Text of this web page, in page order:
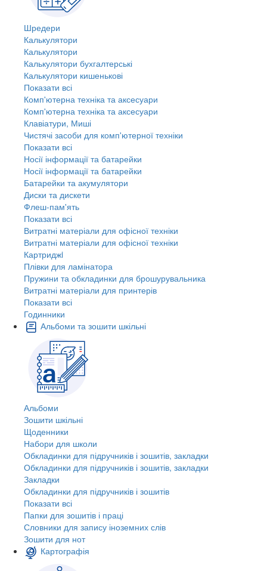
Шредери
Калькулятори
Калькулятори
Калькулятори бухгалтерські
Калькулятори кишенькові
Показати всі
Комп'ютерна техніка та аксесуари
Комп'ютерна техніка та аксесуари
Клавіатури, Миші
Чистячі засоби для комп'ютерної техніки
Показати всі
Носії інформації та батарейки
Носії інформації та батарейки
Батарейки та акумулятори
Диски та дискети
Флеш-пам'ять
Показати всі
Витратні матеріали для офісної техніки
Витратні матеріали для офісної техніки
Картриджi
Плівки для ламінатора
Пружини та обкладинки для брошурувальника
Витратні матеріали для принтерів
Показати всі
Годинники
Альбоми та зошити шкільні
Альбоми
Зошити шкільні
Щоденники
Набори для школи
Обкладинки для підручників і зошитів, закладки
Обкладинки для підручників і зошитів, закладки
Закладки
Обкладинки для підручників і зошитів
Показати всі
Папки для зошитів і праці
Словники для запису іноземних слів
Зошити для нот
Картографія